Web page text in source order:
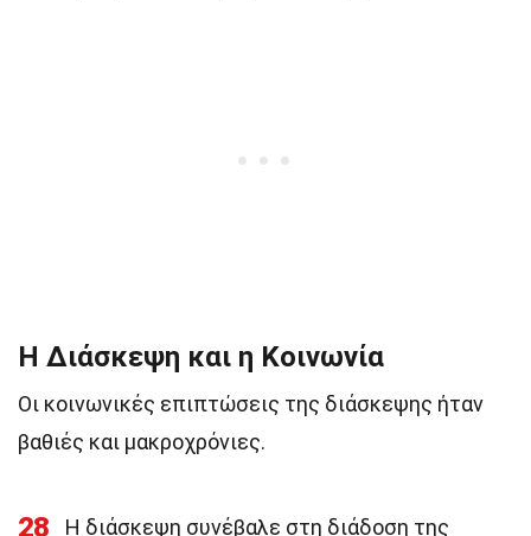
Η Διάσκεψη και η Κοινωνία
Οι κοινωνικές επιπτώσεις της διάσκεψης ήταν
βαθιές και μακροχρόνιες.
28
Η διάσκεψη συνέβαλε στη διάδοση της